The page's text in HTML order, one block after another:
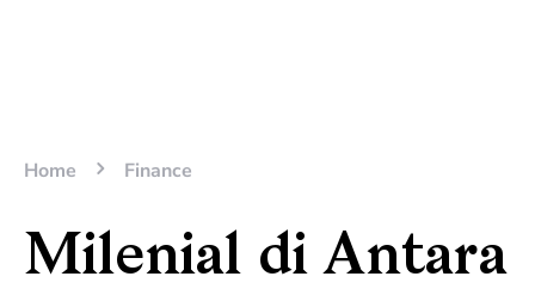
Home Finance
Milenial di Antara